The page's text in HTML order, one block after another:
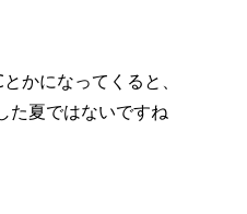
かになってくると、
た夏ではないですね